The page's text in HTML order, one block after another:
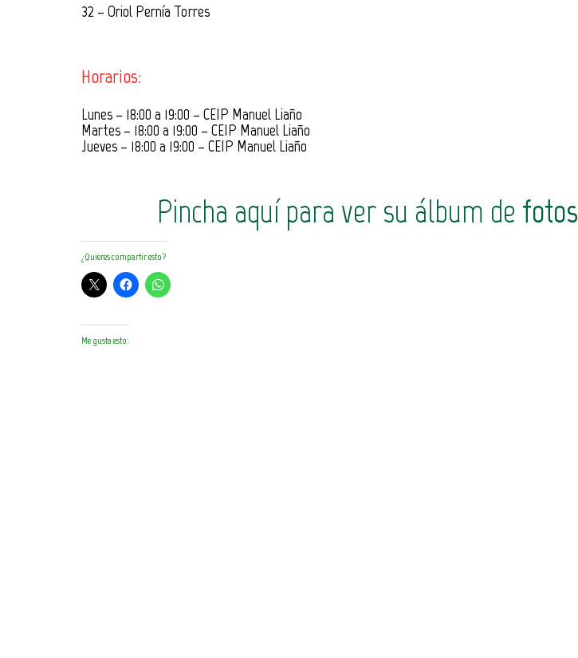
32 – Oriol Pernía Torres
Horarios:
Lunes – 18:00 a 19:00 – CEIP Manuel Liaño
Martes – 18:00 a 19:00 – CEIP Manuel Liaño
Jueves – 18:00 a 19:00 – CEIP Manuel Liaño
Pincha aquí para ver su álbum de fotos
¿Quieres compartir esto?
Me gusta esto: